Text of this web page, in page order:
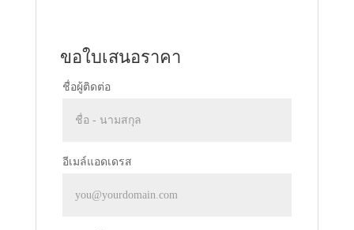
ขอใบเสนอราคา
ชื่อผู้ติดต่อ
อีเมล์แอดเดรส